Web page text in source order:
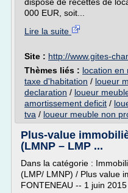
000 EUR, soit...
Lire la suite
Site : http://www.gites-
Thèmes liés : location en
taxe d'habitation / loueur
declaration / loueur
amortissement deficit /
tva / loueur meuble non
Plus-value
(LMNP – LMP ...
Dans la catégorie :
(LMP/ LMNP) / Plus value
FONTENEAU -- 1 juin 2015